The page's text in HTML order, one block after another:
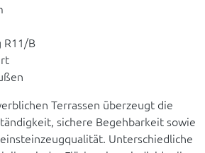
R11/B
Terrassen überzeugt die
sichere Begehbarkeit sowie
Unterschiedliche